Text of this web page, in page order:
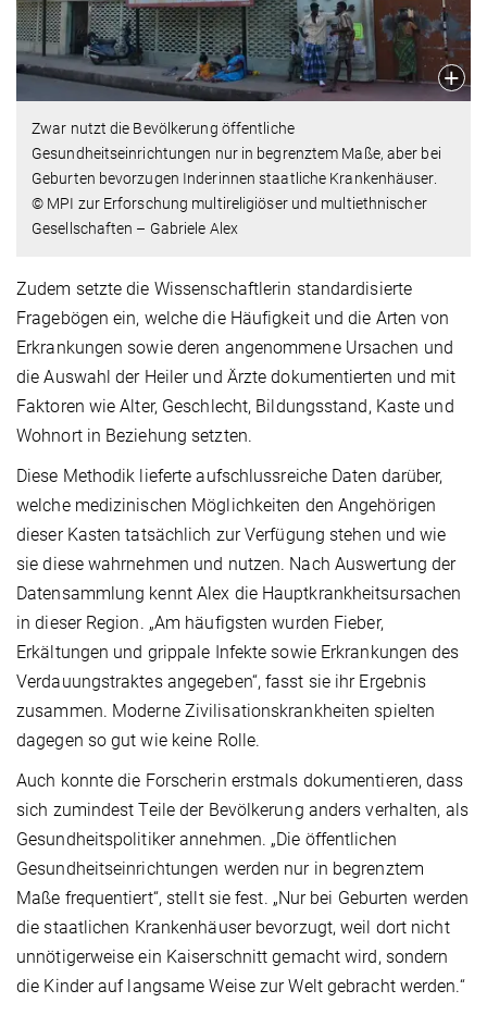
Zwar nutzt die Bevölkerung öffentliche
Gesundheitseinrichtungen nur in begrenztem Maße, aber bei
Geburten bevorzugen Inderinnen staatliche Krankenhäuser.
© MPI zur Erforschung multireligiöser und multiethnischer
Gesellschaften – Gabriele Alex
Zudem setzte die Wissenschaftlerin standardisierte
Fragebögen ein, welche die Häufigkeit und die Arten von
Erkrankungen sowie deren angenommene Ursachen und
die Auswahl der Heiler und Ärzte dokumentierten und mit
Faktoren wie Alter, Geschlecht, Bildungsstand, Kaste und
Wohnort in Beziehung setzten.
Diese Methodik lieferte aufschlussreiche Daten darüber,
welche medizinischen Möglichkeiten den Angehörigen
dieser Kasten tatsächlich zur Verfügung stehen und wie
sie diese wahrnehmen und nutzen. Nach Auswertung der
Datensammlung kennt Alex die Hauptkrankheitsursachen
in dieser Region. „Am häufigsten wurden Fieber,
Erkältungen und grippale Infekte sowie Erkrankungen des
Verdauungstraktes angegeben“, fasst sie ihr Ergebnis
zusammen. Moderne Zivilisationskrankheiten spielten
dagegen so gut wie keine Rolle.
Auch konnte die Forscherin erstmals dokumentieren, dass
sich zumindest Teile der Bevölkerung anders verhalten, als
Gesundheitspolitiker annehmen. „Die öffentlichen
Gesundheitseinrichtungen werden nur in begrenztem
Maße frequentiert“, stellt sie fest. „Nur bei Geburten werden
die staatlichen Krankenhäuser bevorzugt, weil dort nicht
unnötigerweise ein Kaiserschnitt gemacht wird, sondern
die Kinder auf langsame Weise zur Welt gebracht werden.“